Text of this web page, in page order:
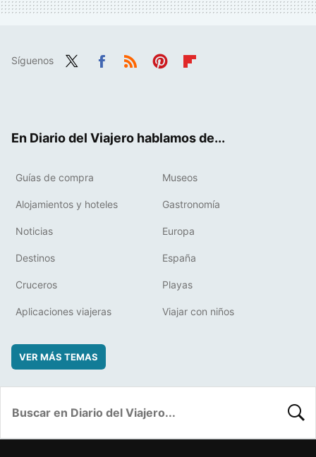
Síguenos
En Diario del Viajero hablamos de...
Guías de compra Museos
Alojamientos y hoteles Gastronomía
Noticias Europa
Destinos España
Cruceros Playas
Aplicaciones viajeras Viajar con niños
VER MÁS TEMAS